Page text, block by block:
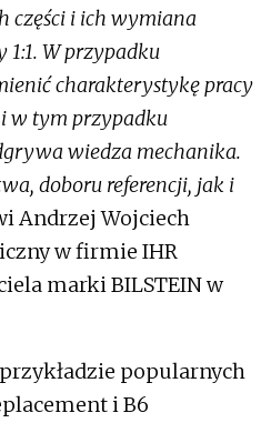
części i ich wymiana
1:1. W przypadku
charakterystykę pracy
w tym przypadku
wiedza mechanika.
doboru referencji, jak i
Andrzej Wojciech
w firmie IHR
marki BILSTEIN w
popularnych
i B6